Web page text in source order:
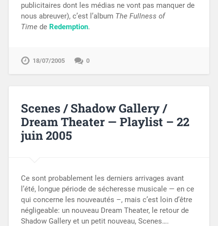
publicitaires dont les médias ne vont pas manquer de
nous abreuver), c’est l’album The Fullness of
Timede Redemption.
18/07/2005 0
Scenes / Shadow Gallery /
Dream Theater — Playlist – 22
juin 2005
Ce sont probablement les derniers arrivages avant
l’été, longue période de sécheresse musicale — en ce
qui concerne les nouveautés –, mais c’est loin d’être
négligeable: un nouveau Dream Theater, le retour de
Shadow Gallery et un petit nouveau, Scenes….